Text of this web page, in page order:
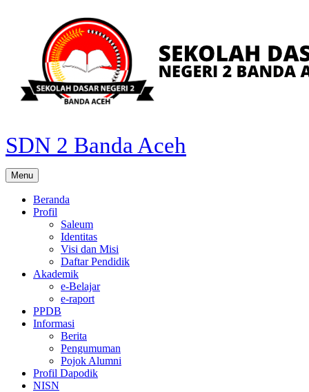
SDN 2 Banda Aceh
Menu
Beranda
Profil
Saleum
Identitas
Visi dan Misi
Daftar Pendidik
Akademik
e-Belajar
e-raport
PPDB
Informasi
Berita
Pengumuman
Pojok Alumni
Profil Dapodik
NISN